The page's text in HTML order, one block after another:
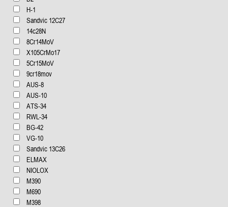
H-1
Sandvic 12C27
14c28N
8Cr14MoV
X105CrMo17
5Cr15MoV
9cr18mov
AUS-8
AUS-10
ATS-34
RWL-34
BG-42
VG-10
Sandvic 13C26
ELMAX
NIOLOX
М390
М690
М398